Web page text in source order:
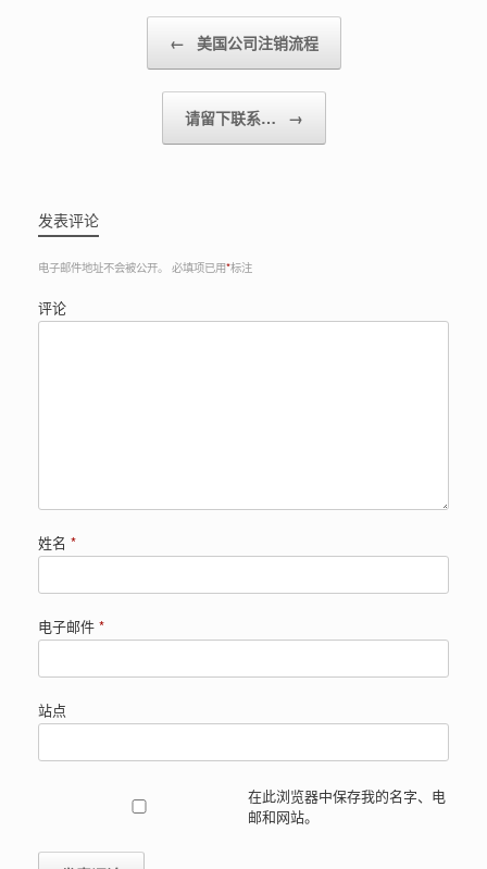
← 美国公司注销流程
请留下联系… →
发表评论
电子邮件地址不会被公开。 必填项已用*标注
评论
姓名 *
电子邮件 *
站点
在此浏览器中保存我的名字、电
邮和网站。